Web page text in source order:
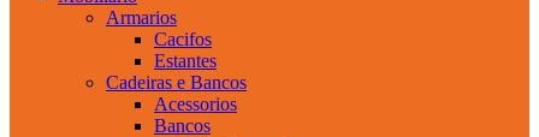
Armarios
Cacifos
Estantes
Cadeiras e Bancos
Acessorios
Bancos